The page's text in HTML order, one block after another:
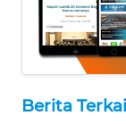
Berita
WN
KALTARA
WN
KALSEL